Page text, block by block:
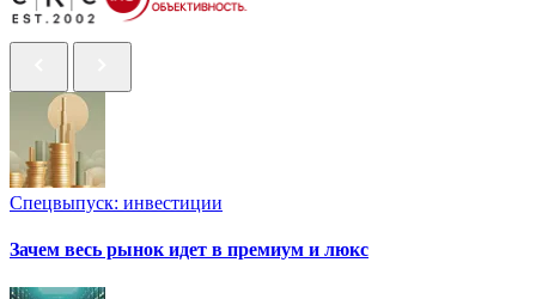
Спецвыпуск: инвестиции
Зачем весь рынок идет в премиум и люкс